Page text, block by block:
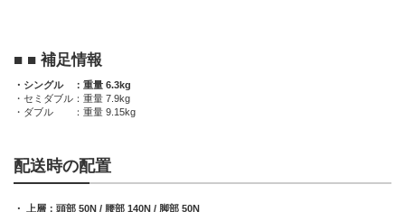
■ 補足情報
・シングル ： 重量 6.3kg
・セミダブル ： 重量 7.9kg
・ダブル
： 重量 9.15kg
配送時の配置
・ 上層 ： 頭部 50N / 腰部 140N / 脚部 50N